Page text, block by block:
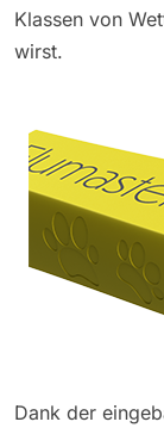
Klassen von
wirst.
Dank der